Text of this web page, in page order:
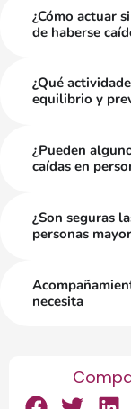
¿Cómo actuar
de haberse
¿Qué
equilibrio y
¿Pueden
caídas en
¿Son seguras
personas
necesita